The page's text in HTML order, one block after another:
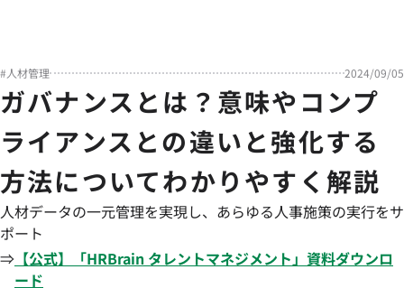
#人材管理 2024/09/05
ガバナンスとは？意味やコンプ
ライアンスとの違いと強化する
方法についてわかりやすく解説
人材データの一元管理を実現し、あらゆる人事施策の実行をサ
ポート
⇒ 【公式】「HRBrain タレントマネジメント」資料ダウンロ
ード